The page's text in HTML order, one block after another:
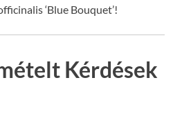
‘Blue Bouquet’!
Kérdések